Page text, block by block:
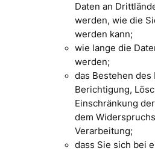
Daten an
werden, wie die
werden kann;
wie lange die
werden;
das Bestehen des
Berichtigung,
Einschränkung
dem
Verarbeitung;
dass Sie sich bei